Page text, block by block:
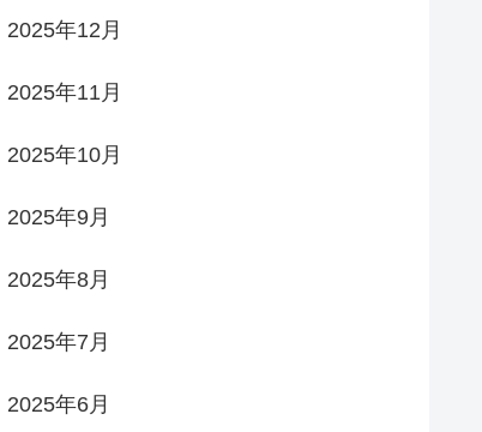
2025年12月
2025年11月
2025年10月
2025年9月
2025年8月
2025年7月
2025年6月